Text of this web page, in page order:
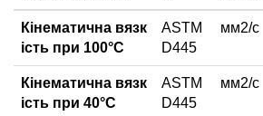
Кінематична вязк
ість при 100°С
ASTM
D445
мм2/с
Кінематична вязк
ість при 40°С
ASTM
D445
мм2/с